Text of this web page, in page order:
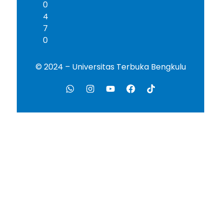
0
4
7
0
© 2024 – Universitas Terbuka Bengkulu